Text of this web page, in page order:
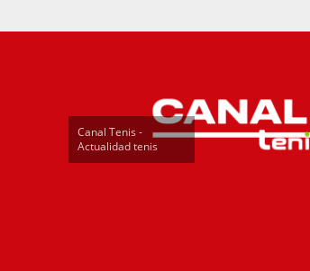
Canal Tenis -
Actualidad tenis